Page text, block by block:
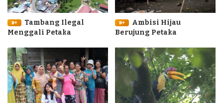
B+
Tambang Ilegal
Menggali Petaka
B+
Ambisi Hijau
Berujung Petaka